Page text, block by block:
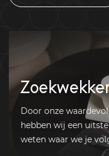
Door onze
hebben wij een
weten waar we je